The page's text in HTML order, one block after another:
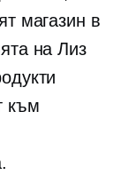
магазин в
на Лиз
към